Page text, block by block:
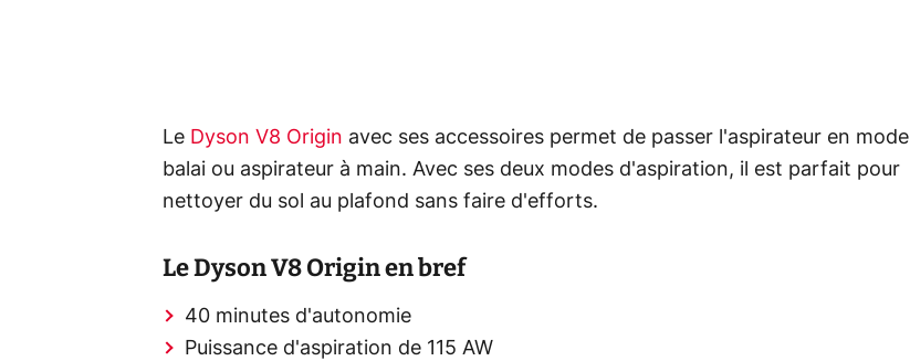
Le Dyson V8 Origin avec ses accessoires permet de passer l'aspirateur en mode
balai ou aspirateur à main. Avec ses deux modes d'aspiration, il est parfait pour
nettoyer du sol au plafond sans faire d'efforts.
Le Dyson V8 Origin en bref
40 minutes d'autonomie
Puissance d'aspiration de 115 AW